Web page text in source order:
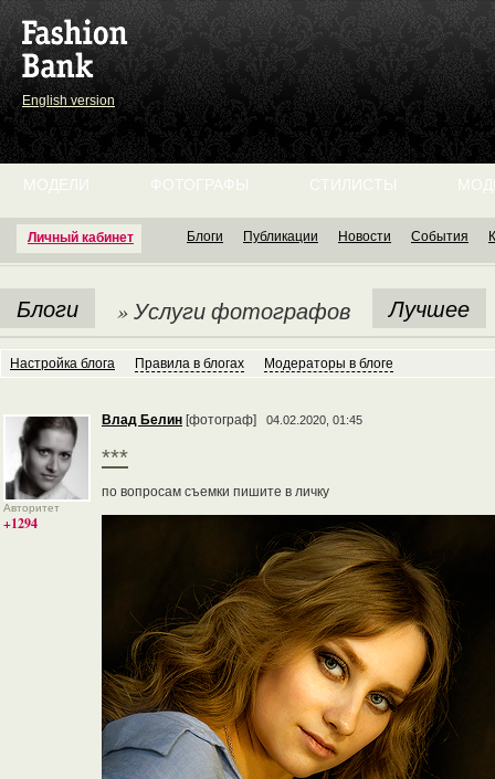
English version
Личный кабинет
МОДЕЛИ ФОТОГРАФЫ СТИЛИСТЫ
Блоги Публикации Новости События
Блоги » Услуги фотографов Лучшее
Настройка блога Правила в блогах Модераторы в блоге
Авторитет
+1294
Влад Белин [фотограф] 04.02.2020, 01:45
***
по вопросам съемки пишите в личку